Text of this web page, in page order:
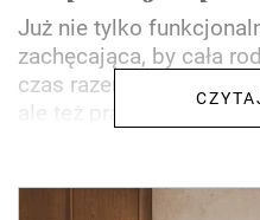
Już nie tylko
zachęcająca, by cała
czas razem. Dziś w
ale też pracujemy i